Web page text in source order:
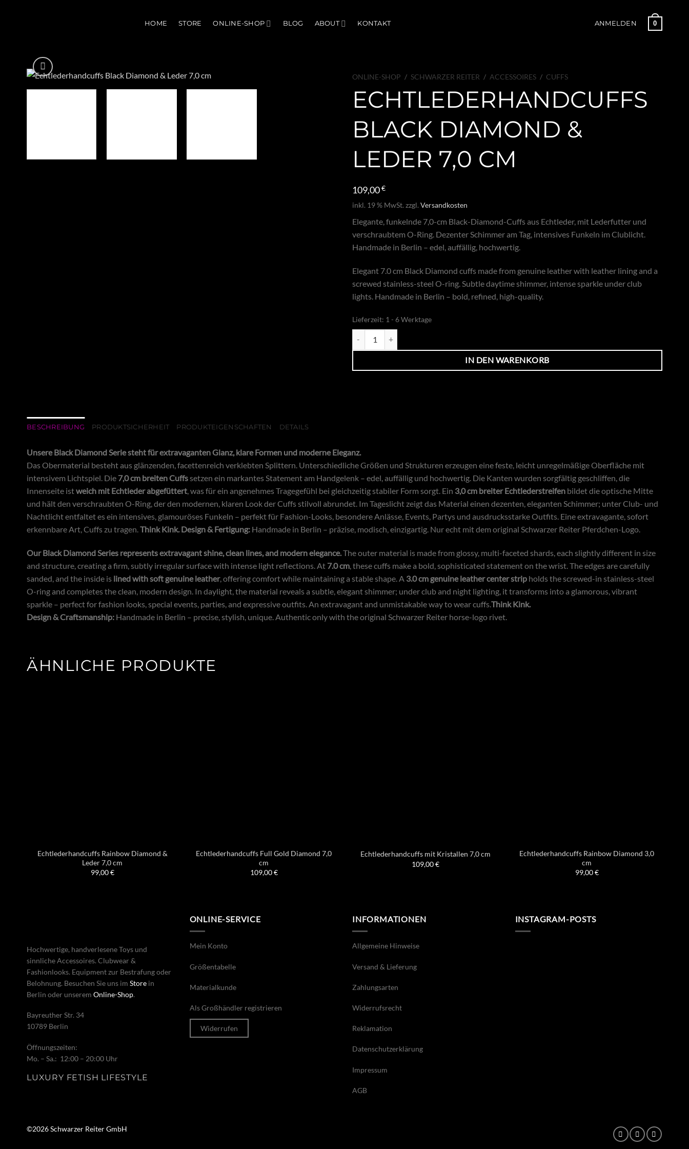
HOME STORE ONLINE-SHOP BLOG ABOUT KONTAKT ANMELDEN 0
ONLINE-SHOP / SCHWARZER REITER / ACCESSOIRES / CUFFS
ECHTLEDERHANDCUFFS
BLACK DIAMOND &
LEDER 7,0 CM
109,00€
inkl. 19 % MwSt. zzgl. Versandkosten
Elegante, funkelnde 7,0-cm Black-Diamond-Cuffs aus Echtleder, mit Lederfutter und
verschraubtem O-Ring. Dezenter Schimmer am Tag, intensives Funkeln im Clublicht.
Handmade in Berlin – edel, auffällig, hochwertig.
Elegant 7.0 cm Black Diamond cuffs made from genuine leather with leather lining and a
screwed stainless-steel O-ring. Subtle daytime shimmer, intense sparkle under club
lights. Handmade in Berlin – bold, refined, high-quality.
Lieferzeit: 1 - 6 Werktage
IN DEN WARENKORB
BESCHREIBUNG PRODUKTSICHERHEIT PRODUKTEIGENSCHAFTEN DETAILS
Unsere Black Diamond Serie steht für extravaganten Glanz, klare Formen und moderne Eleganz.
Das Obermaterial besteht aus glänzenden, facettenreich verklebten Splittern. Unterschiedliche Größen und Strukturen erzeugen eine feste, leicht unregelmäßige Oberfläche mit
intensivem Lichtspiel. Die 7,0 cm breiten Cuffssetzen ein markantes Statement am Handgelenk – edel, auffällig und hochwertig. Die Kanten wurden sorgfältig geschliffen, die
Innenseite istweich mit Echtleder abgefüttert , was für ein angenehmes Tragegefühl bei gleichzeitig stabiler Form sorgt. Ein 3,0 cm breiter Echtlederstreifen bildet die optische Mitte
und hält den verschraubten O-Ring, der den modernen, klaren Look der Cuffs stilvoll abrundet. Im Tageslicht zeigt das Material einen dezenten, eleganten Schimmer; unter Club- und
Nachtlicht entfaltet es ein intensives, glamouröses Funkeln – perfekt für Fashion-Looks, besondere Anlässe, Events, Partys und ausdrucksstarke Outfits. Eine extravagante, sofort
erkennbare Art, Cuffs zu tragen. Think Kink. Design & Fertigung: Handmade in Berlin – präzise, modisch, einzigartig. Nur echt mit dem original Schwarzer Reiter Pferdchen-Logo.
Our Black Diamond Series represents extravagant shine, clean lines, and modern elegance.The outer material is made from glossy, multi-faceted shards, each slightly different in size
and structure, creating a firm, subtly irregular surface with intense light reflections. At 7.0 cm , these cuffs make a bold, sophisticated statement on the wrist. The edges are carefully
sanded, and the inside is lined with soft genuine leather, offering comfort while maintaining a stable shape. A 3.0 cm genuine leather center strip holds the screwed-in stainless-steel
O-ring and completes the clean, modern design. In daylight, the material reveals a subtle, elegant shimmer; under club and night lighting, it transforms into a glamorous, vibrant
sparkle – perfect for fashion looks, special events, parties, and expressive outfits. An extravagant and unmistakable way to wear cuffs.Think Kink.
Design & Craftsmanship: Handmade in Berlin – precise, stylish, unique. Authentic only with the original Schwarzer Reiter horse-logo rivet.
ÄHNLICHE PRODUKTE
Echtlederhandcuffs Rainbow Diamond &
Leder 7,0 cm
99,00€
Echtlederhandcuffs Full Gold Diamond 7,0
cm
109,00€
Echtlederhandcuffs mit Kristallen 7,0 cm
109,00€
Echtlederhandcuffs Rainbow Diamond 3,0
cm
99,00€
Hochwertige, handverlesene Toys und
sinnliche Accessoires. Clubwear &
Fashionlooks. Equipment zur Bestrafung oder
Belohnung. Besuchen Sie uns im Store in
Berlin oder unserem Online-Shop.
Bayreuther Str. 34
10789 Berlin
Öffnungszeiten:
Mo. – Sa.: 12:00 – 20:00 Uhr
LUXURY FETISH LIFESTYLE
ONLINE-SERVICE
Mein Konto
Größentabelle
Materialkunde
Als Großhändler registrieren
Widerrufen
INFORMATIONEN
Allgemeine Hinweise
Versand & Lieferung
Zahlungsarten
Widerrufsrecht
Reklamation
Datenschutzerklärung
Impressum
AGB
INSTAGRAM-POSTS
©2026 Schwarzer Reiter GmbH